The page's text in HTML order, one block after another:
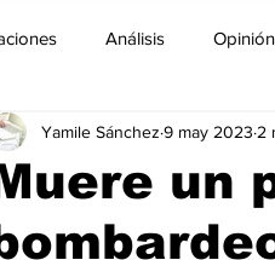
Análisis Opinión
un
Yamile Sánchez 9 may 2023 2